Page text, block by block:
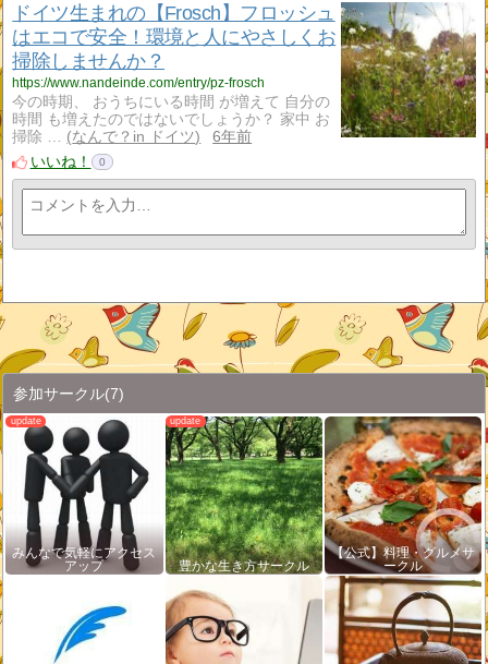
ドイツ生まれの【Frosch】フロッシュ
はエコで安全！環境と人にやさしくお
掃除しませんか？
https://www.nandeinde.com/entry/pz-frosch
今の時期、 おうちにいる時間 が増えて 自分の
時間 も増えたのではないでしょうか？ 家中 お
掃除 …
なんで？in ドイツ
6年前
いいね！
0
参加サークル(7)
みんなで気軽にアクセス
アップ
豊かな生き方サークル
【公式】料理・グルメサ
ークル